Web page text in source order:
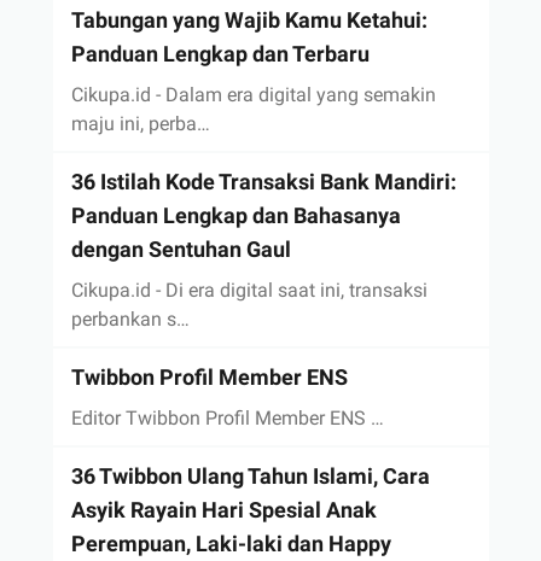
Tabungan yang Wajib Kamu Ketahui:
Panduan Lengkap dan Terbaru
Cikupa.id - Dalam era digital yang semakin
maju ini, perba…
36 Istilah Kode Transaksi Bank Mandiri:
Panduan Lengkap dan Bahasanya
dengan Sentuhan Gaul
Cikupa.id - Di era digital saat ini, transaksi
perbankan s…
Twibbon Profil Member ENS
Editor Twibbon Profil Member ENS …
36 Twibbon Ulang Tahun Islami, Cara
Asyik Rayain Hari Spesial Anak
Perempuan, Laki-laki dan Happy